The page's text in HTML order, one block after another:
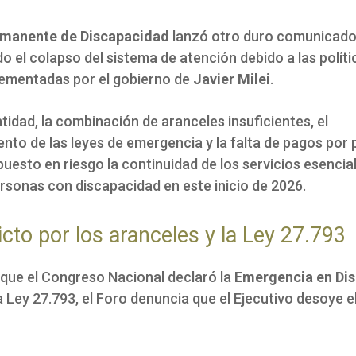
de Discapacidad lanzó otro duro comunicado
el colapso del sistema de atención debido a las
por el gobierno de Javier Milei.
la combinación de aranceles insuficientes, el
de las leyes de emergencia y la falta de pagos por
en riesgo la continuidad de los servicios
con discapacidad en este inicio de 2026.
por los aranceles y la Ley 27.793
el Congreso Nacional declaró la Emergencia en
Ley 27.793, el Foro denuncia que el Ejecutivo desoye